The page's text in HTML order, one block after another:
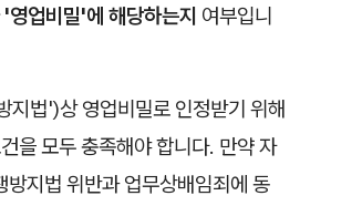
영업비밀'에 해당하는지 여부입니
지법')상 영업비밀로 인정받기 위해
을 모두 충족해야 합니다. 만약 자
지법 위반과 업무상배임죄에 동